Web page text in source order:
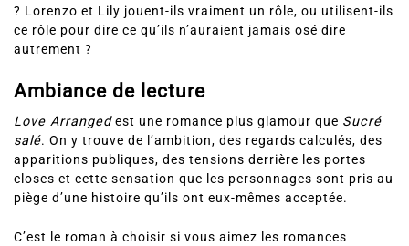
? Lorenzo et Lily jouent-ils vraiment un rôle, ou utilisent-ils
ce rôle pour dire ce qu’ils n’auraient jamais osé dire
autrement ?
Ambiance de lecture
Love Arrangedest une romance plus glamour que Sucré
salé. On y trouve de l’ambition, des regards calculés, des
apparitions publiques, des tensions derrière les portes
closes et cette sensation que les personnages sont pris au
piège d’une histoire qu’ils ont eux-mêmes acceptée.
C’est le roman à choisir si vous aimez les romances